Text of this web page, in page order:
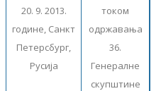
20. 9. 2013.
године, Санкт
Петерсбург,
Русија
током
одржавања
36.
Генералне
скупштине